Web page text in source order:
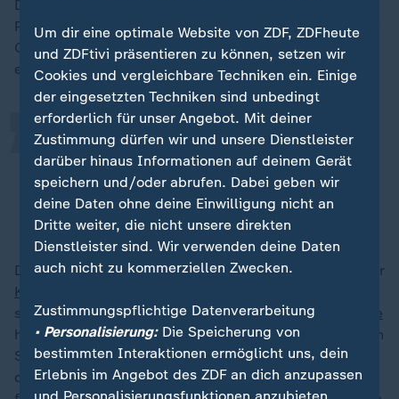
Deutschlandplan, mit unter anderen folgenden
Punkten: Strengere Asylpolitik, Abschaffung der "GEZ-
Gebühren", der Wiedereinstieg in die Kernenergie und
ein Ende von grüner "Gängelung".
Einige von Ihnen sprechen immer
wieder aus, was getan werden muss.
„
Alice Weidel, Vorsitzende AfD-Fraktion in Richtung der
Unionsfraktion
Doch ausgerechnet aus den aktuellen Streitthemen der
Koalition
schlagen. Denn bei den Themen Wehrpflicht und
Rente
hadert die Partei mit sich selbst. Einer fortschreitenden
Stützung der Rentenkasse mit Steuergeldern und den
damit verbundenen Plänen ein Rentenniveau
Um dir eine optimale Website von ZDF, ZDFheute
und ZDFtivi präsentieren zu können, setzen wir
Cookies und vergleichbare Techniken ein. Einige
der eingesetzten Techniken sind unbedingt
erforderlich für unser Angebot. Mit deiner
Zustimmung dürfen wir und unsere Dienstleister
darüber hinaus Informationen auf deinem Gerät
speichern und/oder abrufen. Dabei geben wir
deine Daten ohne deine Einwilligung nicht an
Dritte weiter, die nicht unsere direkten
Dienstleister sind. Wir verwenden deine Daten
auch nicht zu kommerziellen Zwecken.
Zustimmungspflichtige Datenverarbeitung
• Personalisierung:Die Speicherung von
bestimmten Interaktionen ermöglicht uns, dein
Erlebnis im Angebot des ZDF an dich anzupassen
und Personalisierungsfunktionen anzubieten.